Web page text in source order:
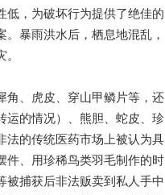
低，为破坏行为提供了绝佳的
暴雨洪水后，栖息地混乱，
、虎皮、穿山甲鳞片等，还
运的情况）、熊胆、蛇皮、珍
法的传统医药市场上被认为具
件、用珍稀鸟类羽毛制作的时
被捕获后非法贩卖到私人手中